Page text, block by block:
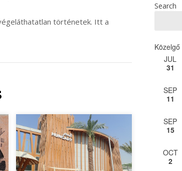
történetek. Itt a
Search
JUL
31
SEP
11
SEP
15
OCT
2